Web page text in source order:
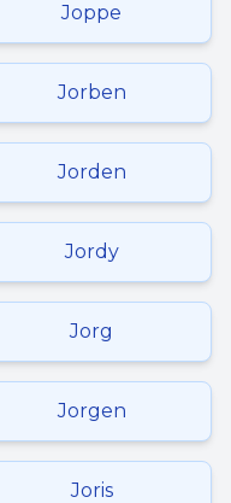
Joppe
Jorben
Jorden
Jordy
Jorg
Jorgen
Joris